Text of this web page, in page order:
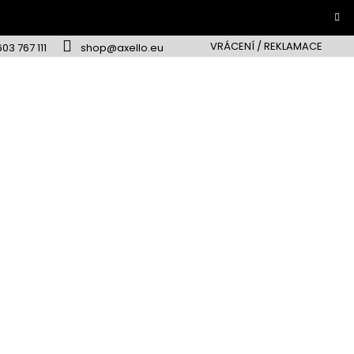
767 111 shop@axello.eu VRÁCENÍ / REKLAMACE